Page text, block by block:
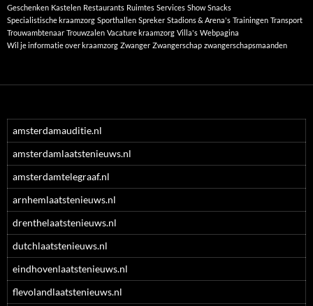
Geschenken Kastelen Restaurants Ruimtes Services Show Snacks
Specialistische kraamzorg Sporthallen Spreker Stadions & Arena's Trainingen Transport
Trouwambtenaar Trouwzalen Vacature kraamzorg Villa's Webpagina
Wil je informatie over kraamzorg Zwanger Zwangerschap zwangerschapsmaanden
amsterdamauditie.nl
amsterdamlaatstenieuws.nl
amsterdamtelegraaf.nl
arnhemlaatstenieuws.nl
drenthelaatstenieuws.nl
dutchlaatstenieuws.nl
eindhovenlaatstenieuws.nl
flevolandlaatstenieuws.nl